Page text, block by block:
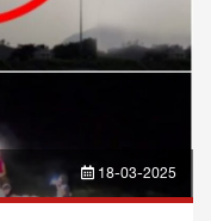
18-03-2025